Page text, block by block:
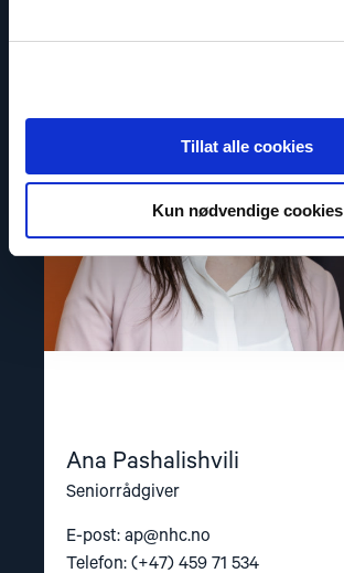
Tillat alle cookies
Kun nødvendige cookies
Ana Pashalishvili
Seniorrådgiver
E-post: ap@nhc.no
Telefon: (+47) 459 71 534
Read